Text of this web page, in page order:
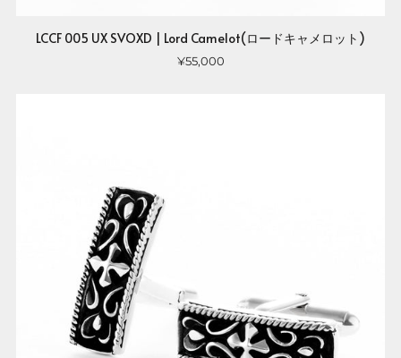
LCCF 005 UX SVOXD | Lord Camelot(ロードキャメロット)
¥55,000